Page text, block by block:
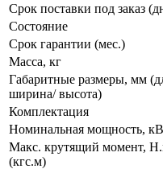
Срок поставки под заказ
Состояние
Срок гарантии (мес.)
Масса, кг
Габаритные размеры, мм
ширина/ высота)
Комплектация
Номинальная мощность,
Макс. крутящий момент,
(кгс.м)